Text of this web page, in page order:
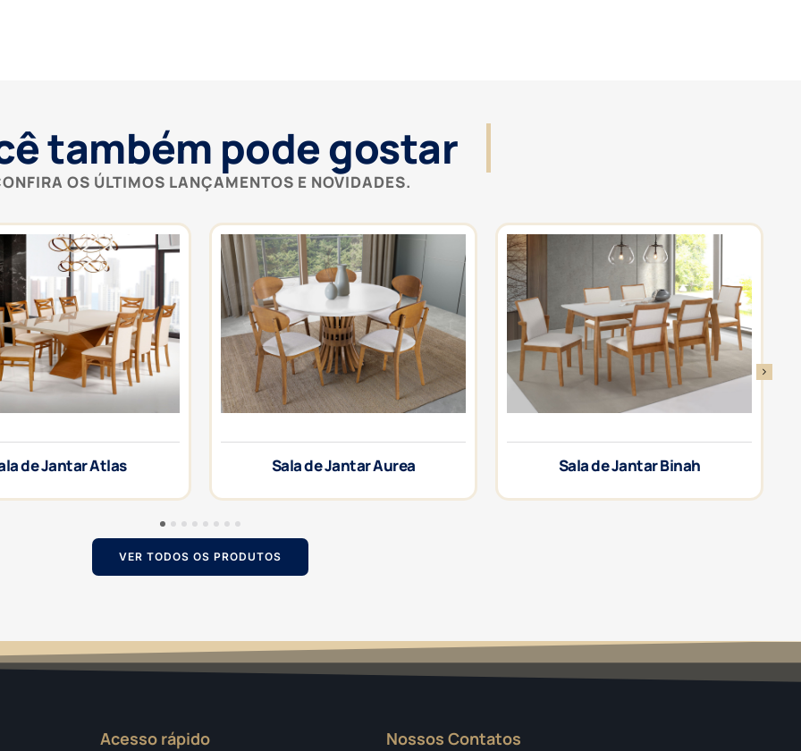
também pode gostar
OS ÚLTIMOS LANÇAMENTOS E NOVIDADES.
de Jantar Atlas Sala de Jantar Aurea Sala de Jantar Binah
5 6 7 8
VER TODOS OS PRODUTOS
Acesso rápido Nossos Contatos